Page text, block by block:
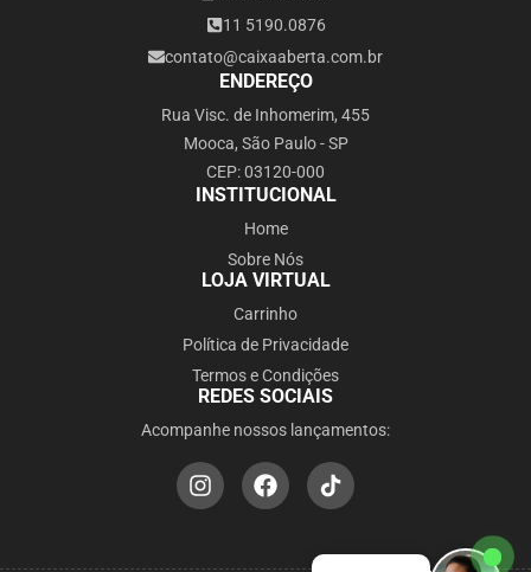
11 5190.0876
contato@caixaaberta.com.br
ENDEREÇO
Rua Visc. de Inhomerim, 455
Mooca, São Paulo - SP
CEP: 03120-000
INSTITUCIONAL
Home
Sobre Nós
LOJA VIRTUAL
Carrinho
Política de Privacidade
Termos e Condições
REDES SOCIAIS
Acompanhe nossos lançamentos: